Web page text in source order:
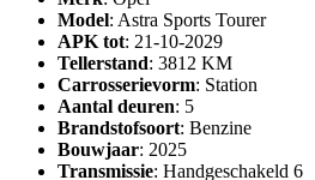
Model: Astra Sports Tourer
APK tot: 21-10-2029
Tellerstand: 3812 KM
Carrosserievorm: Station
Aantal deuren: 5
Brandstofsoort: Benzine
Bouwjaar: 2025
Transmissie: Handgeschakeld 6